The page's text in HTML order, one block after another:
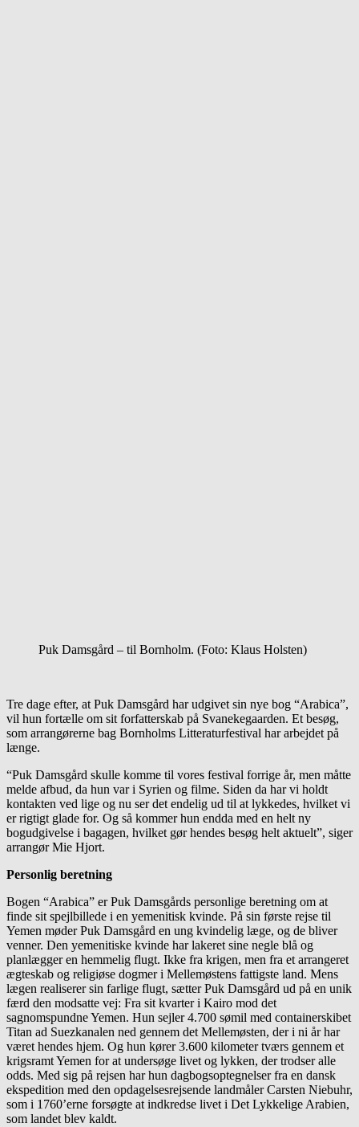
Puk Damsgård – til Bornholm. (Foto: Klaus Holsten)
Tre dage efter, at Puk Damsgård har udgivet sin nye bog “Arabica”,
vil hun fortælle om sit forfatterskab på Svanekegaarden. Et besøg,
som arrangørerne bag Bornholms Litteraturfestival har arbejdet på
længe.
“Puk Damsgård skulle komme til vores festival forrige år, men måtte
melde afbud, da hun var i Syrien og filme. Siden da har vi holdt
kontakten ved lige og nu ser det endelig ud til at lykkedes, hvilket vi
er rigtigt glade for. Og så kommer hun endda med en helt ny
bogudgivelse i bagagen, hvilket gør hendes besøg helt aktuelt”, siger
arrangør Mie Hjort.
Personlig beretning
Bogen “Arabica” er Puk Damsgårds personlige beretning om at
finde sit spejlbillede i en yemenitisk kvinde. På sin første rejse til
Yemen møder Puk Damsgård en ung kvindelig læge, og de bliver
venner. Den yemenitiske kvinde har lakeret sine negle blå og
planlægger en hemmelig flugt. Ikke fra krigen, men fra et arrangeret
ægteskab og religiøse dogmer i Mellemøstens fattigste land. Mens
lægen realiserer sin farlige flugt, sætter Puk Damsgård ud på en unik
færd den modsatte vej: Fra sit kvarter i Kairo mod det
sagnomspundne Yemen. Hun sejler 4.700 sømil med containerskibet
Titan ad Suezkanalen ned gennem det Mellemøsten, der i ni år har
været hendes hjem. Og hun kører 3.600 kilometer tværs gennem et
krigsramt Yemen for at undersøge livet og lykken, der trodser alle
odds. Med sig på rejsen har hun dagbogsoptegnelser fra en dansk
ekspedition med den opdagelsesrejsende landmåler Carsten Niebuhr,
som i 1760’erne forsøgte at indkredse livet i Det Lykkelige Arabien,
som landet blev kaldt.